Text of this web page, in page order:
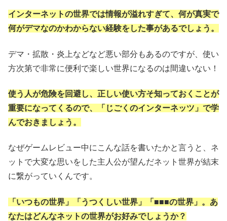
インターネットの世界では情報が溢れすぎて、何が真実で
何がデマなのかわからない経験をした事があるでしょう。
デマ・拡散・炎上などなど悪い部分もあるのですが、使い
方次第で非常に便利で楽しい世界になるのは間違いない！
使う人が危険を回避し、正しい使い方そ知っておくことが
重要になってくるので、「じごくのインターネッツ」で学
んでおきましょう。
なぜゲームレビュー中にこんな話を書いたかと言うと、ネ
ットで大変な思いをした主人公が望んだネット世界が結末
に繋がっていくんです。
「いつもの世界」「うつくしい世界」「■■■の世界」。あ
なたはどんなネットの世界がお好みでしょうか？